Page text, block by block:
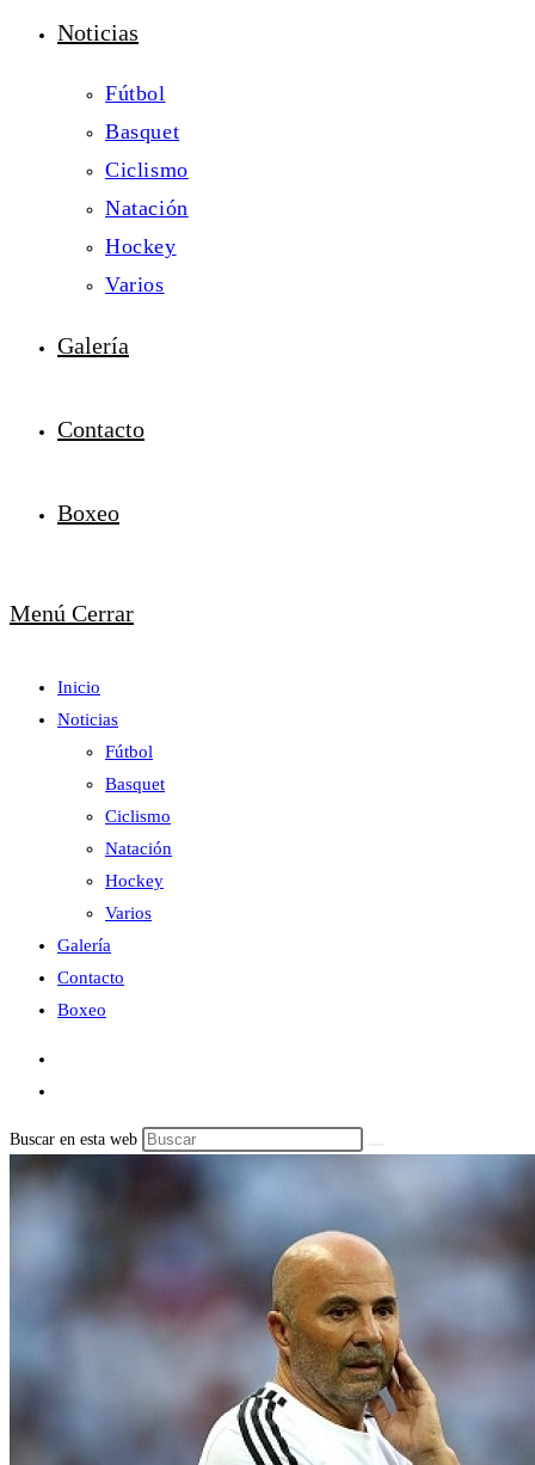
Noticias
Fútbol
Basquet
Ciclismo
Natación
Hockey
Varios
Galería
Contacto
Boxeo
Menú Cerrar
Inicio
Noticias
Fútbol
Basquet
Ciclismo
Natación
Hockey
Varios
Galería
Contacto
Boxeo
Buscar en esta web